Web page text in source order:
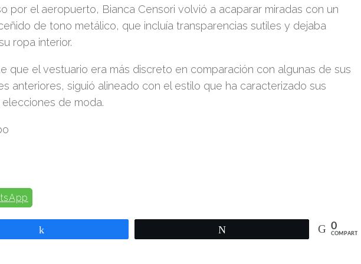
por el aeropuerto, Bianca Censori volvió a acaparar miradas con un
de tono metálico, que incluía transparencias sutiles y dejaba
ropa interior.
que el vestuario era más discreto en comparación con algunas de sus
anteriores, siguió alineado con el estilo que ha caracterizado sus
de moda.
0
COMPARTIR